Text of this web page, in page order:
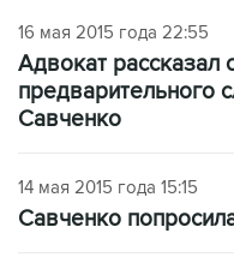
16 мая 2015 года 22:55
Адвокат рассказал
предварительного
Савченко
14 мая 2015 года 15:15
Савченко